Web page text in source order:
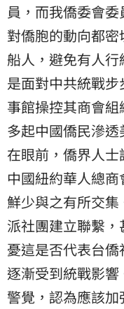
員，而我僑委會
對僑胞的動向都
船人，避免有人
是面對中共統戰
事館操控其商會
多起中國僑民滲
在眼前，僑界人
中國紐約華人總
鮮少與之有所交
派社團建立聯繫
憂這是否代表台
逐漸受到統戰影
警覺，認為應該